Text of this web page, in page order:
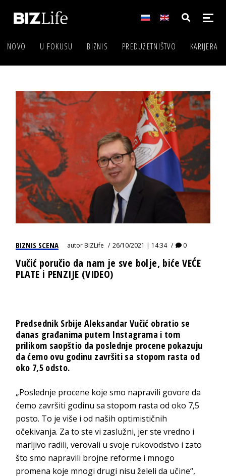
NOVO U FOKUSU BIZNIS PREDUZETNIŠTVO KARIJERA
BIZNIS SCENA autorBIZLife 26/10/2021 | 14:34 0
Vučić poručio da nam je sve bolje, biće VEĆE
PLATE i PENZIJE (VIDEO)
Predsednik Srbije Aleksandar Vučić obratio se
danas građanima putem Instagrama i tom
prilikom saopštio da poslednje procene pokazuju
da ćemo ovu godinu završiti sa stopom rasta od
oko 7,5 odsto.
„Poslednje procene koje smo napravili govore da
ćemo završiti godinu sa stopom rasta od oko 7,5
posto. To je više i od naših optimističnih
očekivanja. Za to ste vi zaslužni, jer ste vredno i
marljivo radili, verovali u svoje rukovodstvo i zato
što smo napravili brojne reforme i mnogo
promena koje mnogi drugi nisu želeli da učine“,